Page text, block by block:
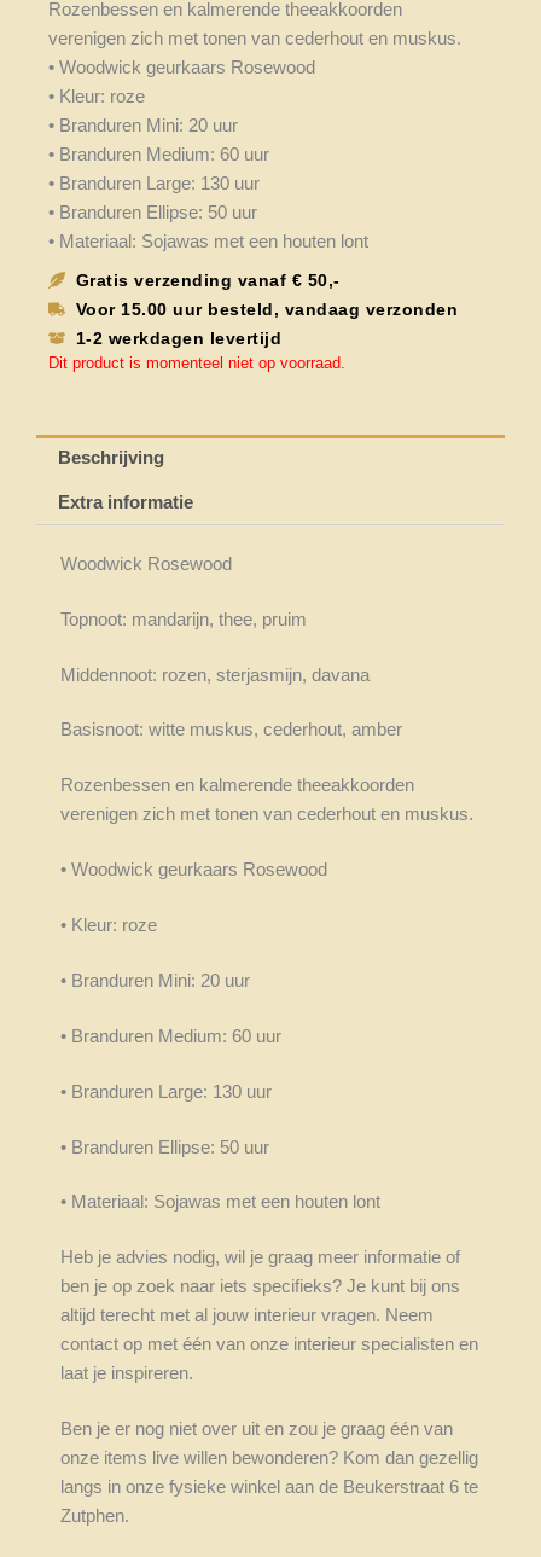
Rozenbessen en kalmerende theeakkoorden
verenigen zich met tonen van cederhout en muskus.
• Woodwick geurkaars Rosewood
• Kleur: roze
• Branduren Mini: 20 uur
• Branduren Medium: 60 uur
• Branduren Large: 130 uur
• Branduren Ellipse: 50 uur
• Materiaal: Sojawas met een houten lont
Gratis verzending vanaf € 50,-
Voor 15.00 uur besteld, vandaag verzonden
1-2 werkdagen levertijd
Dit product is momenteel niet op voorraad.
Beschrijving
Extra informatie
Woodwick Rosewood
Topnoot: mandarijn, thee, pruim
Middennoot: rozen, sterjasmijn, davana
Basisnoot: witte muskus, cederhout, amber
Rozenbessen en kalmerende theeakkoorden
verenigen zich met tonen van cederhout en muskus.
• Woodwick geurkaars Rosewood
• Kleur: roze
• Branduren Mini: 20 uur
• Branduren Medium: 60 uur
• Branduren Large: 130 uur
• Branduren Ellipse: 50 uur
• Materiaal: Sojawas met een houten lont
Heb je advies nodig, wil je graag meer informatie of
ben je op zoek naar iets specifieks? Je kunt bij ons
altijd terecht met al jouw interieur vragen. Neem
contact op met één van onze interieur specialisten en
laat je inspireren.
Ben je er nog niet over uit en zou je graag één van
onze items live willen bewonderen? Kom dan gezellig
langs in onze fysieke winkel aan de Beukerstraat 6 te
Zutphen.